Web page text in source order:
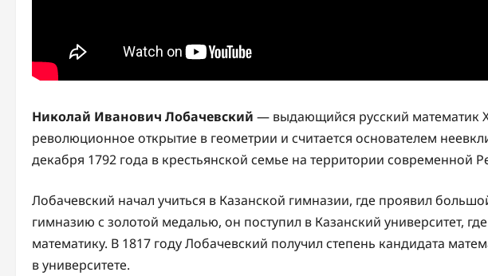
Николай Иванович Лобачевский — выдающийся русский математик
революционное открытие в геометрии и считается основателем
декабря 1792 года в крестьянской семье на территории современной
Лобачевский начал учиться в Казанской гимназии, где проявил
гимназию с золотой медалью, он поступил в Казанский университет,
математику. В 1817 году Лобачевский получил степень кандидата
в университете.